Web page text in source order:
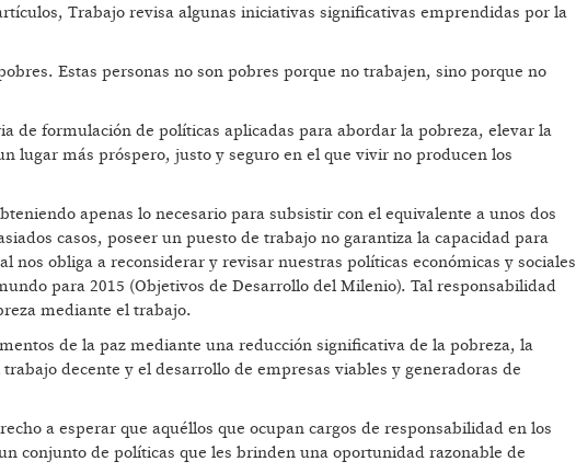
Trabajo revisa algunas iniciativas significativas emprendidas por la
Estas personas no son pobres porque no trabajen, sino porque no
de formulación de políticas aplicadas para abordar la pobreza, elevar la
lugar más próspero, justo y seguro en el que vivir no producen los
apenas lo necesario para subsistir con el equivalente a unos dos
casos, poseer un puesto de trabajo no garantiza la capacidad para
nos obliga a reconsiderar y revisar nuestras políticas económicas y sociales
para 2015 (Objetivos de Desarrollo del Milenio). Tal responsabilidad
mediante el trabajo.
de la paz mediante una reducción significativa de la pobreza, la
decente y el desarrollo de empresas viables y generadoras de
a esperar que aquéllos que ocupan cargos de responsabilidad en los
conjunto de políticas que les brinden una oportunidad razonable de